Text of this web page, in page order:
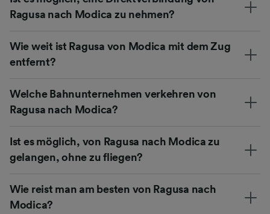
Ragusa nach Modica zu nehmen?
Wie weit ist Ragusa von Modica mit dem Zug
entfernt?
Welche Bahnunternehmen verkehren von
Ragusa nach Modica?
Ist es möglich, von Ragusa nach Modica zu
gelangen, ohne zu fliegen?
Wie reist man am besten von Ragusa nach
Modica?